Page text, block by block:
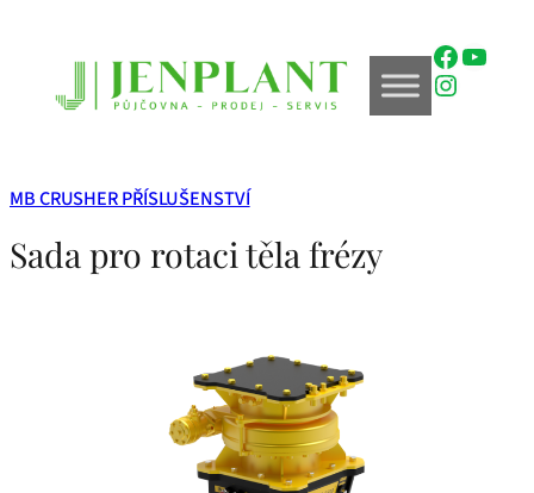
MB CRUSHER PŘÍSLUŠENSTVÍ
Sada pro rotaci těla frézy